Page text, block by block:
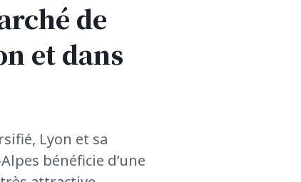
de
et dans
Lyon et sa
bénéficie d’une